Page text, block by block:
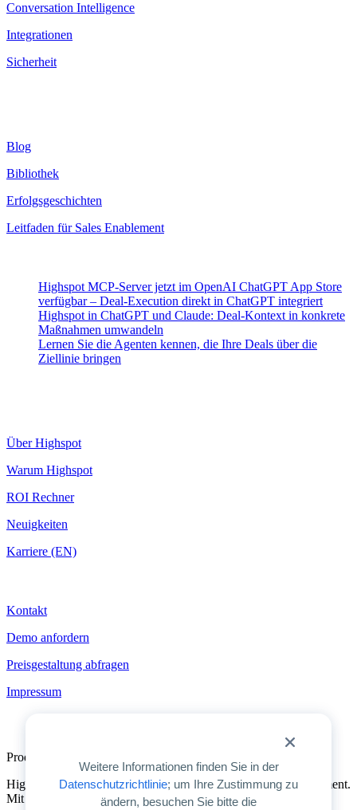
Weitere Informationen finden Sie in der
Datenschutzrichtlinie; um Ihre Zustimmung zu
ändern, besuchen Sie bitte die
Conversation Intelligence
Integrationen
Sicherheit
Blog
Bibliothek
Erfolgsgeschichten
Leitfaden für Sales Enablement
Highspot MCP-Server jetzt im OpenAI ChatGPT App Store
verfügbar – Deal-Execution direkt in ChatGPT integriert
Highspot in ChatGPT und Claude: Deal-Kontext in konkrete
Maßnahmen umwandeln
Lernen Sie die Agenten kennen, die Ihre Deals über die
Ziellinie bringen
Über Highspot
Warum Highspot
ROI Rechner
Neuigkeiten
Karriere (EN)
Kontakt
Demo anfordern
Preisgestaltung abfragen
Impressum
Produktübersicht
Highspot ist die einzige einheitliche Plattform für GTM-Enablement.
Mit Highspot können Unternehmen das volle Potenzial von KI